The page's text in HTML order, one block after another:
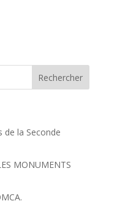
de la Seconde
MONUMENTS